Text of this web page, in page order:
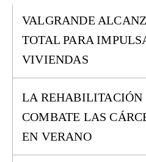
VALGRANDE
TOTAL PARA
VIVIENDAS
LA REHABILITACIÓN
COMBATE LAS
EN VERANO